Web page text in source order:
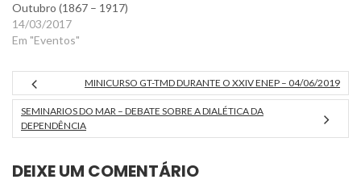
Outubro (1867 – 1917)
14/03/2017
Em "Eventos"
MINICURSO GT-TMD DURANTE O XXIV ENEP – 04/06/2019
SEMINARIOS DO MAR – DEBATE SOBRE A DIALÉTICA DA
DEPENDÊNCIA
DEIXE UM COMENTÁRIO